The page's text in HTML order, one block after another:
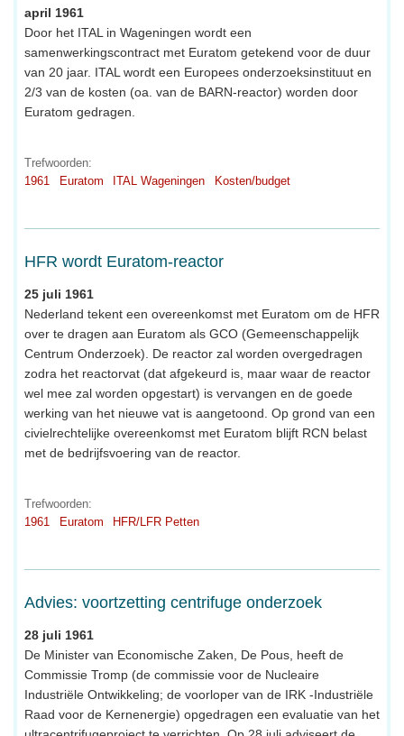
april 1961
Door het ITAL in Wageningen wordt een
samenwerkingscontract met Euratom getekend voor de duur
van 20 jaar. ITAL wordt een Europees onderzoeksinstituut en
2/3 van de kosten (oa. van de BARN-reactor) worden door
Euratom gedragen.
Trefwoorden:
1961
Euratom ITAL Wageningen Kosten/budget
HFR wordt Euratom-reactor
25 juli 1961
Nederland tekent een overeenkomst met Euratom om de HFR
over te dragen aan Euratom als GCO (Gemeenschappelijk
Centrum Onderzoek). De reactor zal worden overgedragen
zodra het reactorvat (dat afgekeurd is, maar waar de reactor
wel mee zal worden opgestart) is vervangen en de goede
werking van het nieuwe vat is aangetoond. Op grond van een
civielrechtelijke overeenkomst met Euratom blijft RCN belast
met de bedrijfsvoering van de reactor.
Trefwoorden:
1961
Euratom HFR/LFR Petten
Advies: voortzetting centrifuge onderzoek
28 juli 1961
De Minister van Economische Zaken, De Pous, heeft de
Commissie Tromp (de commissie voor de Nucleaire
Industriële Ontwikkeling; de voorloper van de IRK -Industriële
Raad voor de Kernenergie) opgedragen een evaluatie van het